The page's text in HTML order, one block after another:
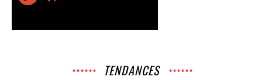
TENDANCES